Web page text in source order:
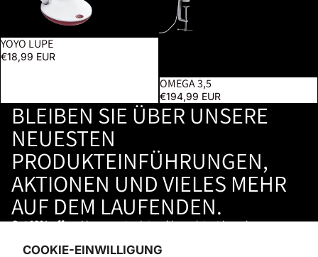
COOKIE-EINWILLIGUNG
YOYO LUPE
€18,99 EUR
OMEGA 3,5
€194,99 EUR
BLEIBEN SIE ÜBER UNSERE
NEUESTEN
PRODUKTEINFÜHRUNGEN,
AKTIONEN UND VIELES MEHR
AUF DEM LAUFENDEN.
Get 10% offand keep up to date with our latest launches,
STAY IN THE LOOP